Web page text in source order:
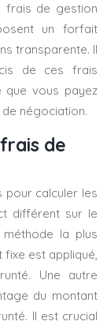
frais de gestion
un forfait
transparente. Il
de ces frais
que vous payez
de négociation.
de
pour calculer les
différent sur le
la plus
est appliqué,
Une autre
du montant
Il est crucial